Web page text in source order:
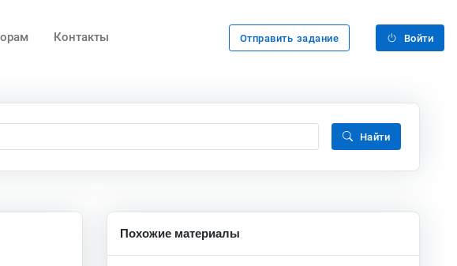
Контакты Отправить задание Войти
Найти
Похожие материалы